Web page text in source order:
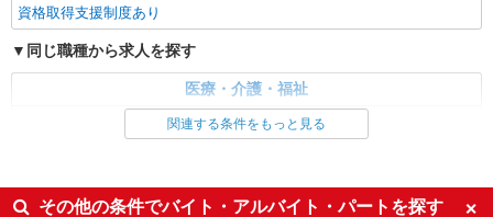
通費全支給(ガソリン代含む)＞
につけて長く働く♪
資格取得支援制度あり
同じ職種から求人を探す
医療・介護・福祉
未経験歓迎
ミドル（40代～）活躍中
関連する条件をもっと見る
その他の条件でバイト・アルバイト・パートを探す